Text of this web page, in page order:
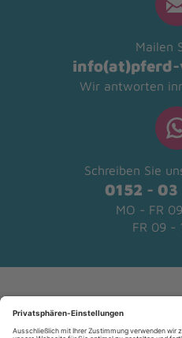
Mailen
Wir antworten
Schreiben Sie
0152 - 03
MO - FR
FR 09 -
Versicherungen
pferd-versichert.de
SEHR GUT